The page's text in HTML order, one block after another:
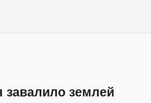
завалило землей